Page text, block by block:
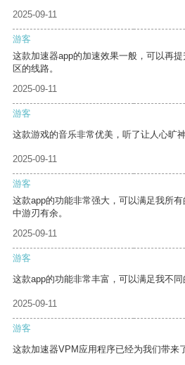
2025-09-11
游客
这款加速器app的加速效果一般，可以再
区的线路。
2025-09-11
游客
这款游戏的音乐非常优美，听了让人心旷神
2025-09-11
游客
这款app的功能非常强大，可以满足我所
中游刃有余。
2025-09-11
游客
这款app的功能非常丰富，可以满足我不同
2025-09-11
游客
这款加速器VPM应用程序已经为我们带来